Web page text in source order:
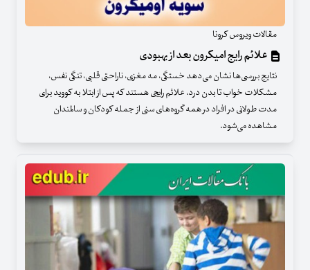
مقالات ویروس کرونا
علائم رایج امیکرون بعد از بهبودی
نتایج بررسی‌ها نشان می‌دهد خستگی، مه مغزی، ناراحتی قلبی، تنگی نفس،
مشکلات خواب تا بدن درد، علائم رایجی هستند که پس از ابتلا به کووید برای
مدت طولانی در افراد در همه گروه‌های سنی از جمله کودکان و سالمندان
مشاهده می‌شود.